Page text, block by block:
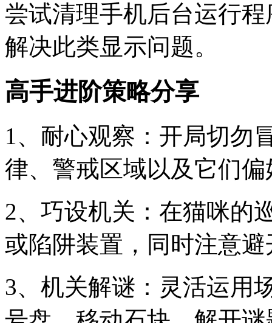
尝试清理手机后台运行
解决此类显示问题。
高手进阶策略分享
1、耐心观察：开局切勿
律、警戒区域以及它们
2、巧设机关：在猫咪的
或陷阱装置，同时注意
3、机关解谜：灵活运用